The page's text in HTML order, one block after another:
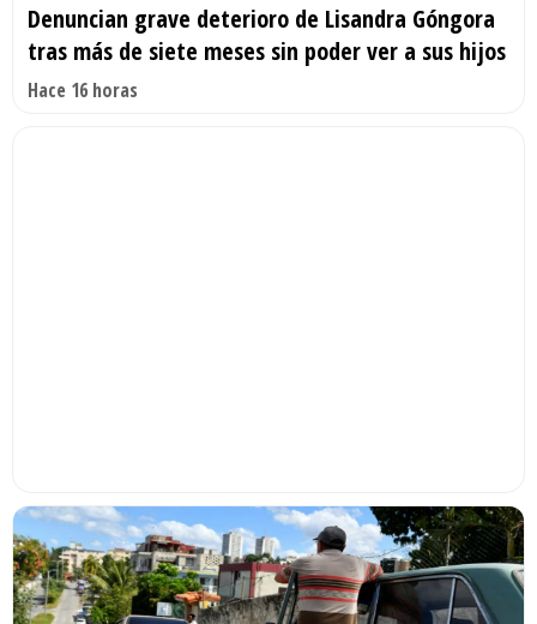
Denuncian grave deterioro de Lisandra Góngora
tras más de siete meses sin poder ver a sus hijos
Hace 16 horas